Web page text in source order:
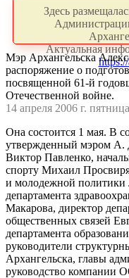
Здесь
Актуальная
Мэр Архангельска
распоряжение о
посвященной 61-й
Отечественной войне.
14 апреля 2006 г.
Она состоится 1 мая. В
утвержденный мэром А.
Виктор Павленко,
спорту Михаил
и молодежной политики
департамента
Макарова, директор
общественных связей
департамента
руководители
Архангельска, главы
руководство